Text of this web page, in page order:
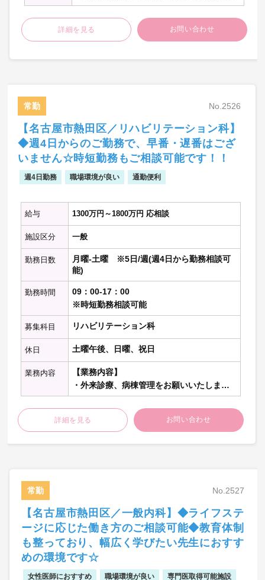
す。
※一般外来の対応もお願いしております
※専門外来のご相談可能
【外来診療】
・病棟管理数：10-15床程度
※呼吸器のコンサルもお願いいたします
※若手の指導もお願いいたします
※気管支鏡検査：あり(1-2件程/週)
※送り先：あり(肺がんの場合の送り先にな
ります)
※送り先の病院の呼吸器外科医師が非常勤
で在籍しております
詳細を見る お問い合わせ
常勤 No.2526
【名古屋市熱田区／リハビリテーション科】
◆週4日からのご勤務で、早番・遅番はござ
いません☆時短勤務もご相談可能です！！
週4日勤務 職場環境が良い 通勤便利
給与 1300万円～1800万円 応相談
施設区分 一般
勤務日数
月曜-土曜 ※5日/週(週4日から勤務相談可
能)
勤務時間
09：00-17：00
※時短勤務相談可能
募集科目 リハビリテーション科
休日 土曜午後、日曜、祝日
業務内容
【業務内容】
・外来診療、病棟管理をお願いいたしま
す。
【外来診療】
ど)
※詳しいお仕事内容はご相談の上決定いた
します。
詳細を見る お問い合わせ
常勤 No.2527
【名古屋市熱田区／一般内科】◆ライフステ
ージに応じた働き方のご相談可能◆教育体制
も整っており、幅広く学びたい先生におすす
めの環境です☆
女性医師におすすめ 職場環境が良い 専門医取得可能施設